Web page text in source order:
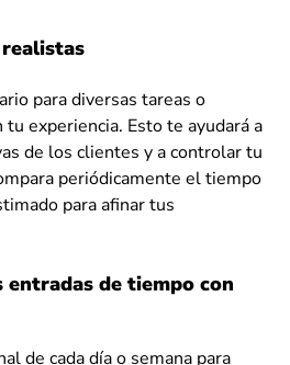
para diversas tareas o
experiencia. Esto te ayudará a
de los clientes y a controlar tu
periódicamente el tiempo
para afinar tus
entradas de tiempo con
de cada día o semana para